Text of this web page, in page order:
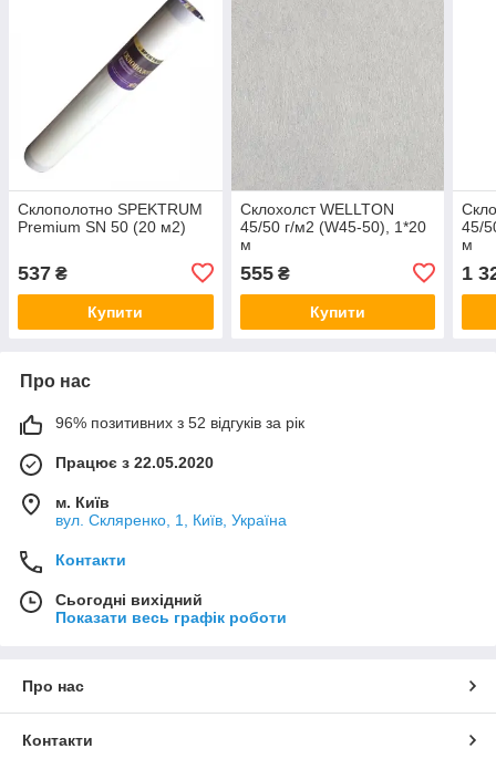
Склополотно SPEKTRUM
Premium SN 50 (20 м2)
537 ₴
Купити
Склохолст WELLTON
45/50 г/м2 (W45-50), 1*20
м
555₴
Купити
45/
м
1
Про нас
96% позитивних з 52 відгуків за рік
Працює з 22.05.2020
м. Київ
вул. Скляренко, 1, Київ, Україна
Контакти
Сьогодні вихідний
Показати весь графік роботи
Про нас
Контакти